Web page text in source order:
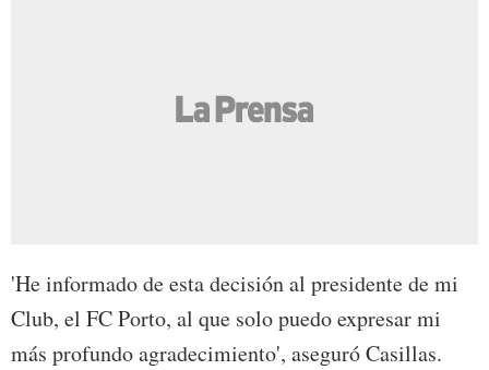
'He informado de esta decisión al presidente de mi
Club, el FC Porto, al que solo puedo expresar mi
más profundo agradecimiento', aseguró Casillas.